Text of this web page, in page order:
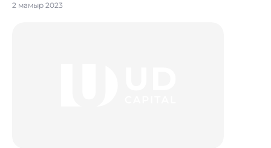
2 мамыр 2023